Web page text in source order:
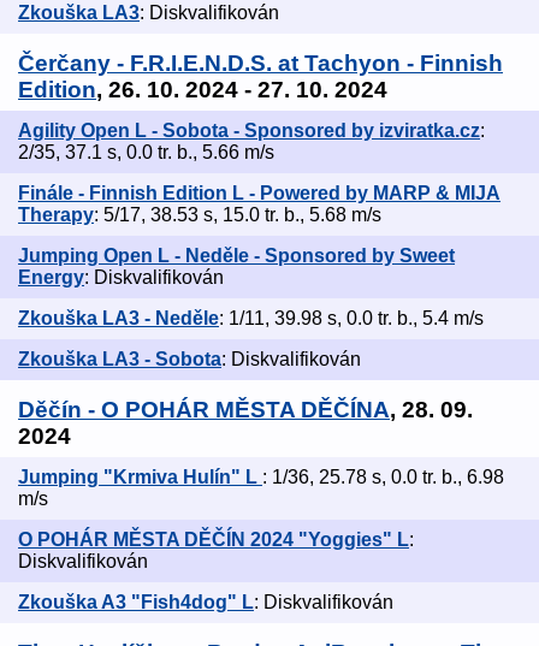
Zkouška LA3: Diskvalifikován
Čerčany - F.R.I.E.N.D.S. at Tachyon - Finnish
Edition, 26. 10. 2024 - 27. 10. 2024
Agility Open L - Sobota - Sponsored by izviratka.cz:
2/35, 37.1 s, 0.0 tr. b., 5.66 m/s
Finále - Finnish Edition L - Powered by MARP & MIJA
Therapy: 5/17, 38.53 s, 15.0 tr. b., 5.68 m/s
Jumping Open L - Neděle - Sponsored by Sweet
Energy: Diskvalifikován
Zkouška LA3 - Neděle: 1/11, 39.98 s, 0.0 tr. b., 5.4 m/s
Zkouška LA3 - Sobota: Diskvalifikován
Děčín - O POHÁR MĚSTA DĚČÍNA, 28. 09.
2024
Jumping "Krmiva Hulín" L : 1/36, 25.78 s, 0.0 tr. b., 6.98
m/s
O POHÁR MĚSTA DĚČÍN 2024 "Yoggies" L:
Diskvalifikován
Zkouška A3 "Fish4dog" L: Diskvalifikován